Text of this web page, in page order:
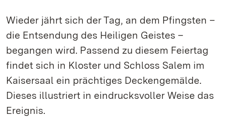
Wieder jährt sich der Tag, an dem Pfingsten –
die Entsendung des Heiligen Geistes –
begangen wird. Passend zu diesem Feiertag
findet sich in Kloster und Schloss Salem im
Kaisersaal ein prächtiges Deckengemälde.
Dieses illustriert in eindrucksvoller Weise das
Ereignis.